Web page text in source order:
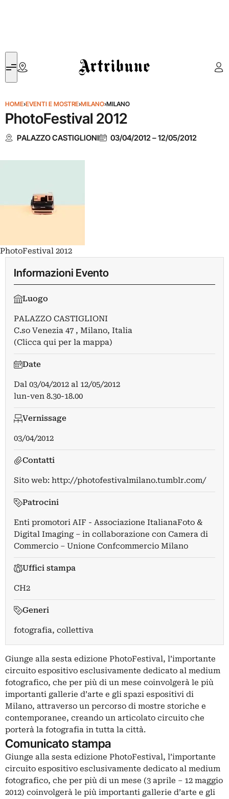
Artribune
HOME›EVENTI E MOSTRE›MILANO›MILANO
PhotoFestival 2012
PALAZZO CASTIGLIONI 03/04/2012–12/05/2012
PhotoFestival 2012
Informazioni Evento
Luogo
PALAZZO CASTIGLIONI
C.so Venezia 47 , Milano, Italia
(Clicca qui per la mappa)
Date
Dal 03/04/2012 al 12/05/2012
lun-ven 8.30-18.00
Vernissage
03/04/2012
Contatti
Sito web: http://photofestivalmilano.tumblr.com/
Patrocini
Enti promotori AIF - Associazione ItalianaFoto &
Digital Imaging – in collaborazione con Camera di
Commercio – Unione Confcommercio Milano
Uffici stampa
CH2
Generi
fotografia, collettiva
Giunge alla sesta edizione PhotoFestival, l’importante
circuito espositivo esclusivamente dedicato al medium
fotografico, che per più di un mese coinvolgerà le più
importanti gallerie d’arte e gli spazi espositivi di
Milano, attraverso un percorso di mostre storiche e
contemporanee, creando un articolato circuito che
porterà la fotografia in tutta la città.
Comunicato stampa
Giunge alla sesta edizione PhotoFestival, l’importante
circuito espositivo esclusivamente dedicato al medium
fotografico, che per più di un mese (3 aprile – 12 maggio
2012) coinvolgerà le più importanti gallerie d’arte e gli